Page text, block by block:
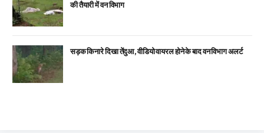
की तैयारी में वन विभाग
सड़क किनारे दिखा तेंदुआ, वीडियो वायरल होने के बाद वन विभाग अलर्ट